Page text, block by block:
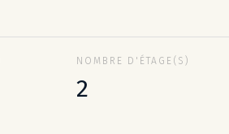
NOMBRE D'ÉTAGE(S)
2